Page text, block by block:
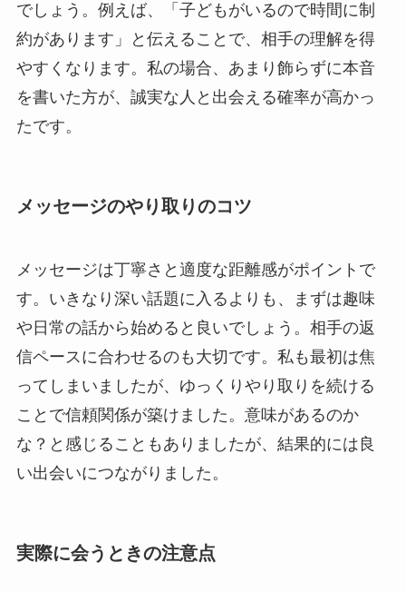
でしょう。例えば、「子どもがいるので時間に制
約があります」と伝えることで、相手の理解を得
やすくなります。私の場合、あまり飾らずに本音
を書いた方が、誠実な人と出会える確率が高かっ
たです。
メッセージのやり取りのコツ
メッセージは丁寧さと適度な距離感がポイントで
す。いきなり深い話題に入るよりも、まずは趣味
や日常の話から始めると良いでしょう。相手の返
信ペースに合わせるのも大切です。私も最初は焦
ってしまいましたが、ゆっくりやり取りを続ける
ことで信頼関係が築けました。意味があるのか
な？と感じることもありましたが、結果的には良
い出会いにつながりました。
実際に会うときの注意点